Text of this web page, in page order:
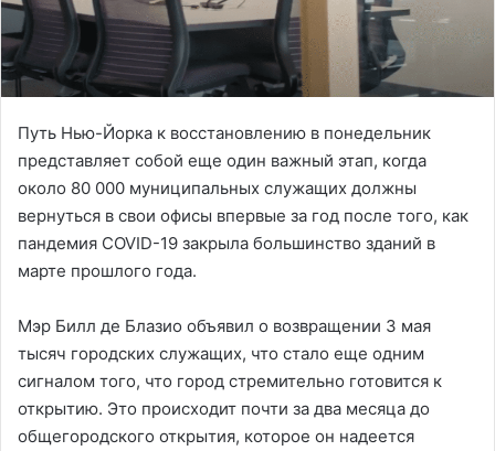
Путь Нью-Йорка к восстановлению в понедельник
представляет собой еще один важный этап, когда
около 80 000 муниципальных служащих должны
вернуться в свои офисы впервые за год после того, как
пандемия COVID-19 закрыла большинство зданий в
марте прошлого года.
Мэр Билл де Блазио объявил о возвращении 3 мая
тысяч городских служащих, что стало еще одним
сигналом того, что город стремительно готовится к
открытию. Это происходит почти за два месяца до
общегородского открытия, которое он надеется